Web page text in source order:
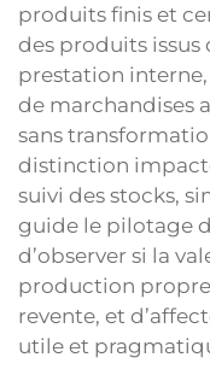
produits finis et
des produits issus
prestation interne,
de marchandises
sans
distinction
suivi des stocks,
guide le pilotage
d’observer si la
production propre
revente, et
utile et